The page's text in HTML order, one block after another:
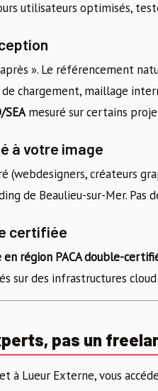
utilisateurs optimisés,
après ». Le référencement
chargement, maillage
SEAmesuré sur certains
à votre image
(webdesigners, créateurs
de Beaulieu-sur-Mer. Pas
certifiée
en région PACA double-
sur des infrastructures
pas un
à Lueur Externe, vous